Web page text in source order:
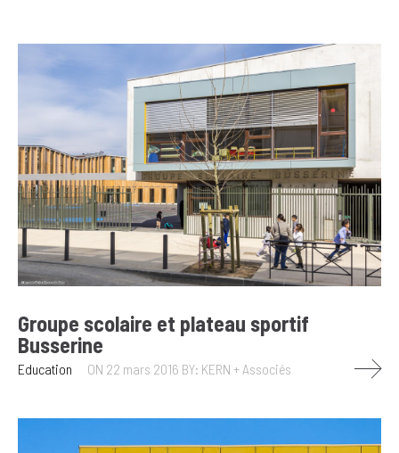
Groupe scolaire et plateau sportif
Busserine
Education ON 22 mars 2016 BY: KERN + Associés